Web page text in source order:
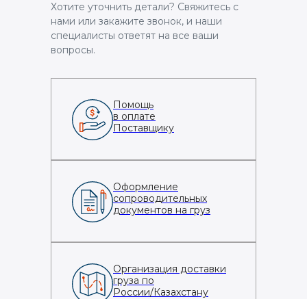
Помощь
в оплате
Поставщику
Оформление
сопроводительных
документов на груз
Организация доставки
груза по
России/Казахстану
Хотите уточнить детали? Свяжитесь с
нами или закажите звонок, и наши
специалисты ответят на все ваши
вопросы.